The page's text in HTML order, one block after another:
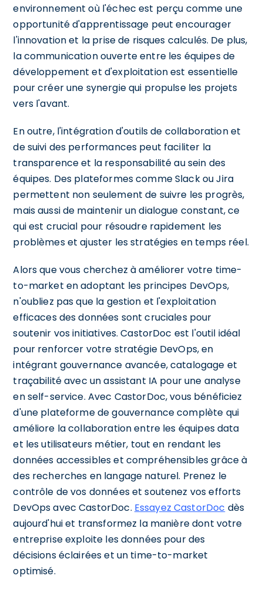
environnement où l'échec est perçu comme une
opportunité d'apprentissage peut encourager
l'innovation et la prise de risques calculés. De plus,
la communication ouverte entre les équipes de
développement et d'exploitation est essentielle
pour créer une synergie qui propulse les projets
vers l'avant.
En outre, l'intégration d'outils de collaboration et
de suivi des performances peut faciliter la
transparence et la responsabilité au sein des
équipes. Des plateformes comme Slack ou Jira
permettent non seulement de suivre les progrès,
mais aussi de maintenir un dialogue constant, ce
qui est crucial pour résoudre rapidement les
problèmes et ajuster les stratégies en temps réel.
Alors que vous cherchez à améliorer votre time-
to-market en adoptant les principes DevOps,
n'oubliez pas que la gestion et l'exploitation
efficaces des données sont cruciales pour
soutenir vos initiatives. CastorDoc est l'outil idéal
pour renforcer votre stratégie DevOps, en
intégrant gouvernance avancée, catalogage et
traçabilité avec un assistant IA pour une analyse
en self-service. Avec CastorDoc, vous bénéficiez
d'une plateforme de gouvernance complète qui
améliore la collaboration entre les équipes data
et les utilisateurs métier, tout en rendant les
données accessibles et compréhensibles grâce à
des recherches en langage naturel. Prenez le
contrôle de vos données et soutenez vos efforts
DevOps avec CastorDoc. Essayez CastorDoc dès
aujourd'hui et transformez la manière dont votre
entreprise exploite les données pour des
décisions éclairées et un time-to-market
optimisé.